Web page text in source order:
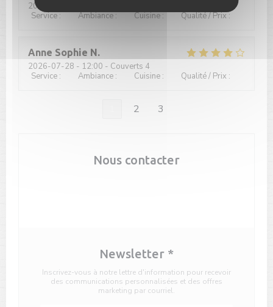
2026-07-28
Service:5/5 Ambiance:5/5 Cuisine:5/5 Qualité / Prix:
Anne Sophie N
2026-07-28 - 12:00 - Couverts 4
Service : Ambiance : Cuisine : Qualité / Prix :
2 3
Nous contacter
Newsletter *
Inscrivez-vous à notre lettre d'information pour recevoir
des communications personnalisées et des offres
marketing par courriel.